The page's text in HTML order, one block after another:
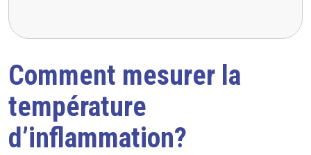
Comment mesurer la
température
d’inflammation?